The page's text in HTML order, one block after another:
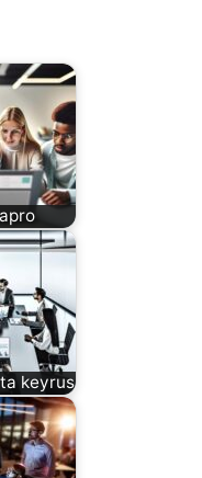
keyrus